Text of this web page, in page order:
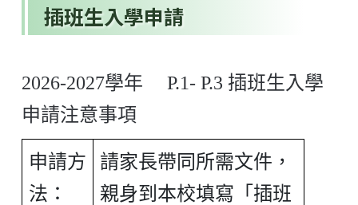
插班生入學申請
2026-2027學年 P.1- P.3 插班生入學
申請注意事項
申請方
法：
請家長帶同所需文件，
親身到本校填寫「插班